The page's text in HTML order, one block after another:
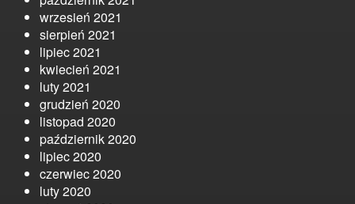
wrzesień 2021
sierpień 2021
lipiec 2021
kwiecień 2021
luty 2021
grudzień 2020
listopad 2020
październik 2020
lipiec 2020
czerwiec 2020
luty 2020